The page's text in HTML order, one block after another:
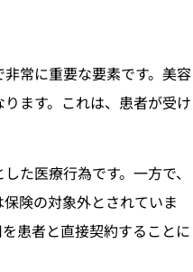
常に重要な要素です。美容
ります。これは、患者が受け
た医療行為です。一方で、
険の対象外とされていま
患者と直接契約することに